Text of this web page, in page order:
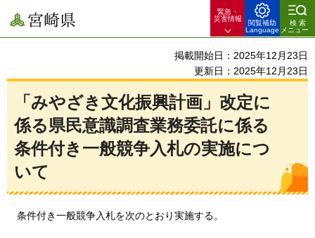
宮崎県
緊急・
災害情報
閲覧補助
Language
検索
メニュー
掲載開始日：2025年12月23日
更新日：2025年12月23日
「みやざき文化振興計画」改定に
係る県民意識調査業務委託に係る
条件付き一般競争入札の実施につ
いて
条件付き一般競争入札を次のとおり実施する。